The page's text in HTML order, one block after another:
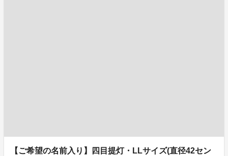
【ご希望の名前入り】四目提灯・LLサイズ(直径42セン